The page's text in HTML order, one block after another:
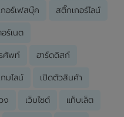
อร์เฟสบุ๊ค สติ๊กเกอร์ไลน์
ร์เนต
ศัพท์ ฮาร์ดดิสก์
กมไลน์ เปิดตัวสินค้า
ง เว็บไซต์ แท็บเล็ต